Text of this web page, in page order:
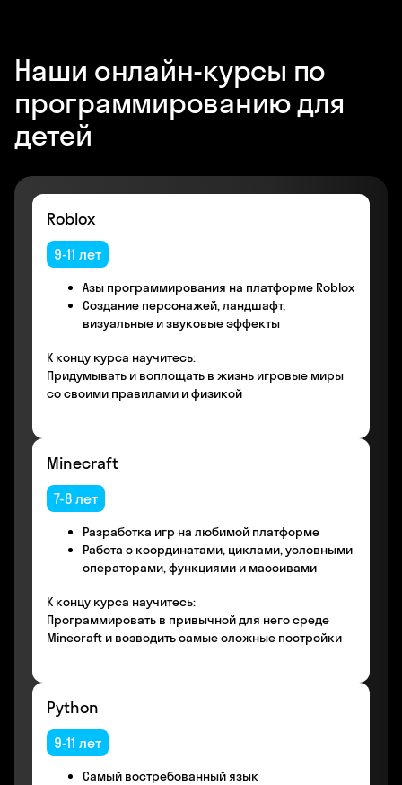
Наши онлайн-курсы по
программированию для
детей
Roblox
9-11 лет
Азы программирования на платформе Roblox
Создание персонажей, ландшафт,
визуальные и звуковые эффекты
К концу курса научитесь:
Придумывать и воплощать в жизнь игровые миры
со своими правилами и физикой
Minecraft
7-8 лет
Разработка игр на любимой платформе
Работа с координатами, циклами, условными
операторами, функциями и массивами
К концу курса научитесь:
Программировать в привычной для него среде
Minecraft и возводить самые сложные постройки
Python
9-11 лет
Самый востребованный язык